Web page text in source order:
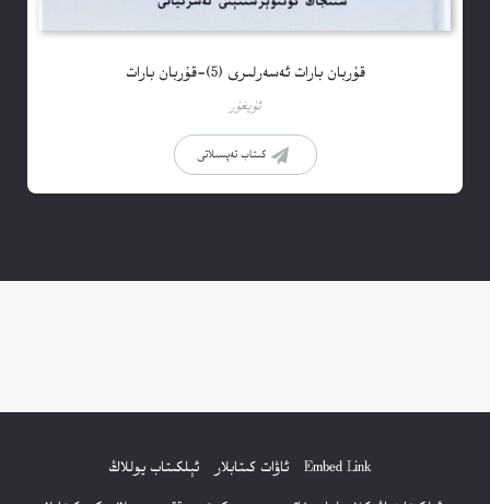
قۇربان بارات ئەسەرلىرى (5)-قۇربان بارات
ئۇيغۇر
كىتاب تەپسىلاتى
Embed Link ئاۋات كىتابلار
ئېلكىتاب يوللاڭ